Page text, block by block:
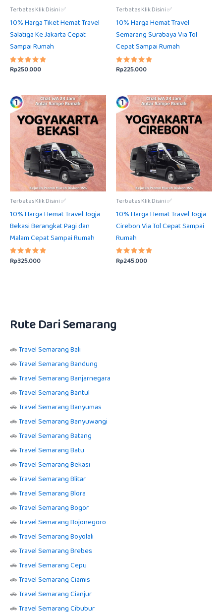
Terbatas Klik Disini ✅
10% Harga Tiket Hemat Travel
Salatiga Ke Jakarta Cepat
Sampai Rumah
Dinilai
5.00
Rp250.000
Terbatas Klik Disini ✅
10% Harga Hemat Travel
Semarang Surabaya Via Tol
Cepat Sampai Rumah
Dinilai
5.00
Rp225.000
Terbatas Klik Disini ✅
10% Harga Hemat Travel Jogja
Bekasi Berangkat Pagi dan
Malam Cepat Sampai Rumah
Dinilai
5.00
Rp325.000
Terbatas Klik Disini ✅
10% Harga Hemat Travel Jogja
Cirebon Via Tol Cepat Sampai
Rumah
Dinilai
5.00
Rp245.000
Rute Dari Semarang
🚗Travel Semarang Bali
🚗Travel Semarang Bandung
🚗Travel Semarang Banjarnegara
🚗Travel Semarang Bantul
🚗Travel Semarang Banyumas
🚗Travel Semarang Banyuwangi
🚗Travel Semarang Batang
🚗Travel Semarang Batu
🚗Travel Semarang Bekasi
🚗Travel Semarang Blitar
🚗Travel Semarang Blora
🚗Travel Semarang Bogor
🚗Travel Semarang Bojonegoro
🚗Travel Semarang Boyolali
🚗Travel Semarang Brebes
🚗Travel Semarang Cepu
🚗Travel Semarang Ciamis
🚗Travel Semarang Cianjur
🚗Travel Semarang Cibubur